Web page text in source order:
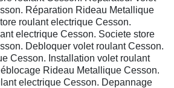
Réparation Rideau Metallique
roulant electrique Cesson.
electrique Cesson. Societe store
Debloquer volet roulant Cesson.
Cesson. Installation volet roulant
Rideau Metallique Cesson.
electrique Cesson. Depannage